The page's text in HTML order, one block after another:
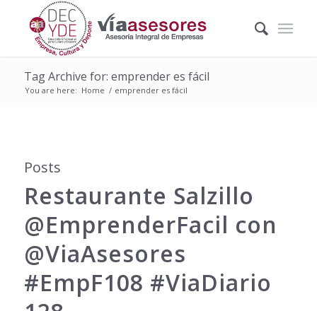
Tag Archive for: emprender es fácil
You are here: Home / emprender es fácil
Posts
Restaurante Salzillo
@EmprenderFacil con
@ViaAsesores
#EmpF108 #ViaDiario